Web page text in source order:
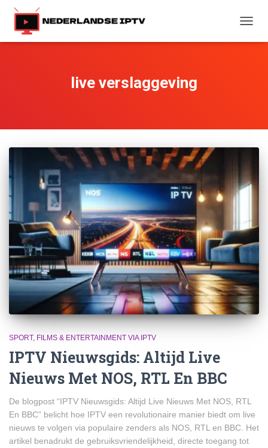
live verslaggeving
SPORT, FILMS & ENTERTAINMENT VIA IPTV
IPTV Nieuwsgids: Altijd Live
Nieuws Met NOS, RTL En BBC
De blogpost “IPTV Nieuwsgids: Altijd Live Nieuws Met NOS, RTL
En BBC” belicht hoe IPTV een revolutionaire manier biedt om live
nieuws te volgen via populaire zenders als NOS, RTL en BBC. Het
artikel benadrukt de gebruiksvriendelijkheid, directe toegang tot